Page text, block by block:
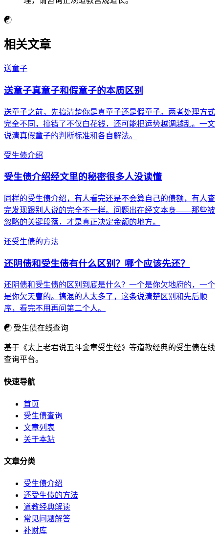
☯
相关文章
送童子
送童子真童子和假童子的本质区别
送童子之前，先搞清楚你是真童子还是假童子。两者处理方式
完全不同，搞错了不仅白花钱，还可能把运势越调越乱。一文
说清真假童子的判断标准和各自解法。
受生债介绍
受生债介绍经文里的秘密很多人没读懂
同样的受生债介绍，有人看完还是不会算自己的债额，有人查
完发现跟别人说的完全不一样。问题出在经文本身——那些被
忽略的关键段落，才是真正决定金额的地方。
还受生债的方法
还阴债和受生债有什么区别？哪个应该先还？
还阴债和受生债的区别到底是什么？一个是你欠地府的，一个
是你欠天曹的。搞混的人太多了，这条说清楚区别和先后顺
序，看完不用再问第二个人。
☯ 受生债在线查询
基于《太上老君说五斗金章受生经》等道教经典的受生债在线
查询平台。
快速导航
首页
受生债查询
文章列表
关于本站
文章分类
受生债介绍
还受生债的方法
道教经典解读
常见问题解答
补财库